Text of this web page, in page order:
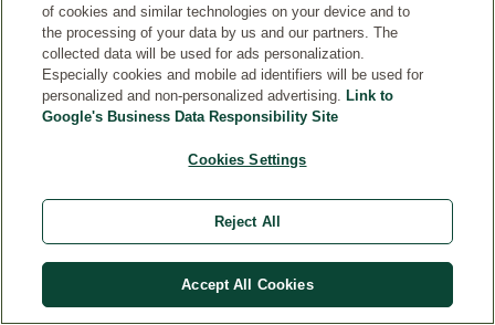
of cookies and similar technologies on your device and to
the processing of your data by us and our partners. The
collected data will be used for ads personalization.
Especially cookies and mobile ad identifiers will be used for
personalized and non-personalized advertising. Link to
Google's Business Data Responsibility Site
Cookies Settings
Reject All
Accept All Cookies